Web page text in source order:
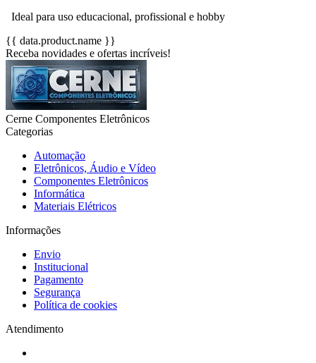
Ideal para uso educacional, profissional e hobby
{{ data.product.name }}
Receba novidades e ofertas incríveis!
Cerne Componentes Eletrônicos
Categorias
Automação
Eletrônicos, Áudio e Vídeo
Componentes Eletrônicos
Informática
Materiais Elétricos
Informações
Envio
Institucional
Pagamento
Segurança
Política de cookies
Atendimento